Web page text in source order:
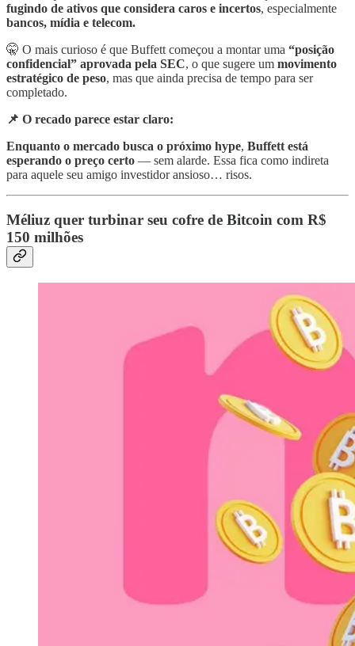
fugindo de ativos que considera caros e incertos, especialmente
bancos, mídia e telecom.
🤫 O mais curioso é que Buffett começou a montar uma “posição
confidencial” aprovada pela SEC, o que sugere um movimento
estratégico de peso, mas que ainda precisa de tempo para ser
completado.
📌 O recado parece estar claro:
Enquanto o mercado busca o próximo hype, Buffett está
esperando o preço certo — sem alarde. Essa fica como indireta
para aquele seu amigo investidor ansioso… risos.
Méliuz quer turbinar seu cofre de Bitcoin com R$
150 milhões